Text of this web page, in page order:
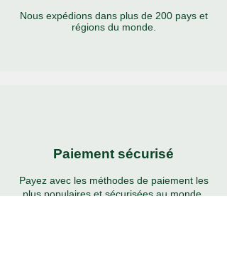
Nous expédions dans plus de 200 pays et
régions du monde.
Paiement sécurisé
Payez avec les méthodes de paiement les
plus populaires et sécurisées au monde.